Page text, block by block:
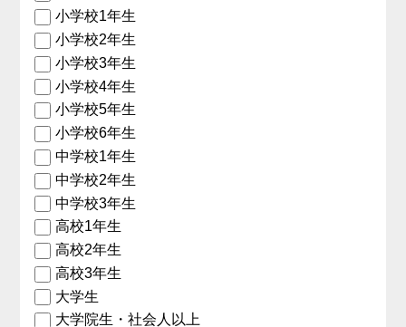
小学校1年生
小学校2年生
小学校3年生
小学校4年生
小学校5年生
小学校6年生
中学校1年生
中学校2年生
中学校3年生
高校1年生
高校2年生
高校3年生
大学生
大学院生・社会人以上